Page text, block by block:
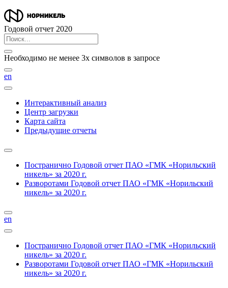
Годовой отчет 2020
Необходимо не менее 3х символов в запросе
en
Интерактивный анализ
Центр загрузки
Карта сайта
Предыдущие отчеты
Постранично Годовой отчет ПАО «ГМК «Норильский
никель» за 2020 г.
Разворотами Годовой отчет ПАО «ГМК «Норильский
никель» за 2020 г.
en
Постранично Годовой отчет ПАО «ГМК «Норильский
никель» за 2020 г.
Разворотами Годовой отчет ПАО «ГМК «Норильский
никель» за 2020 г.